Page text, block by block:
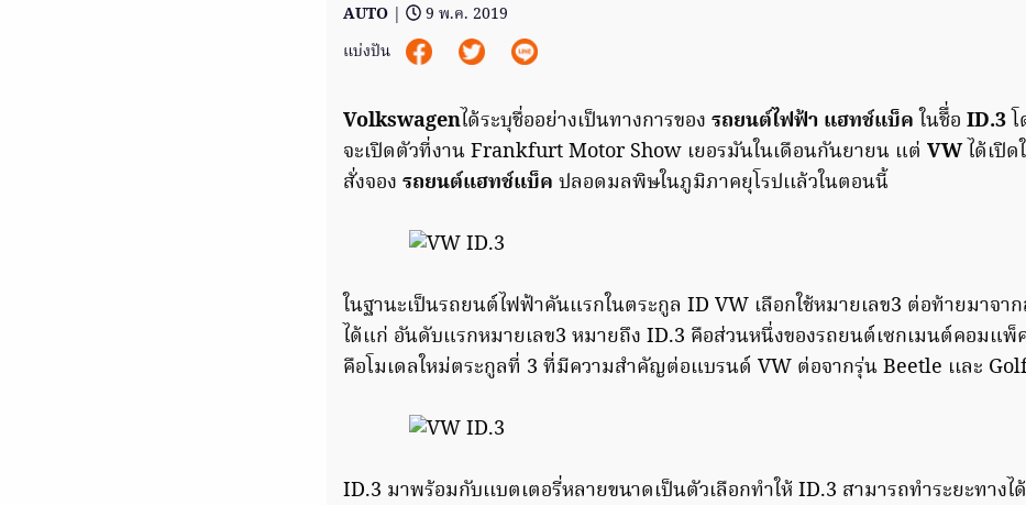
AUTO |
9 พ.ค. 2019
แบ่งปัน
Volkswagenได้ระบุชื่ออย่างเป็นทางการของ รถยนต์ไฟฟ้า แฮทช์แบ็ค ในชืื่อ ID.3
จะเปิดตัวที่งาน Frankfurt Motor Show เยอรมันในเดือนกันยายน แต่ VWได้เปิด
สั่งจอง รถยนต์แฮทช์แบ็ค ปลอดมลพิษในภูมิภาคยุโรปเเล้วในตอนนี้
ในฐานะเป็นรถยนต์ไฟฟ้าคันแรกในตระกูล ID VW เลือกใช้หมายเลข3 ต่อท้ายมาจา
ได้แก่ อันดับแรกหมายเลข3 หมายถึง ID.3 คือส่วนหนึ่งของรถยนต์เซกเมนต์คอมแพ็
คือโมเดลใหม่ตระกูลที่ 3 ที่มีความสำคัญต่อแบรนด์ VW ต่อจากรุ่น Beetle เเละ
ID.3 มาพร้อมกับเเบตเตอรี่หลายขนาดเป็นตัวเลือกทำให้ ID.3 สามารถทำระยะทาง